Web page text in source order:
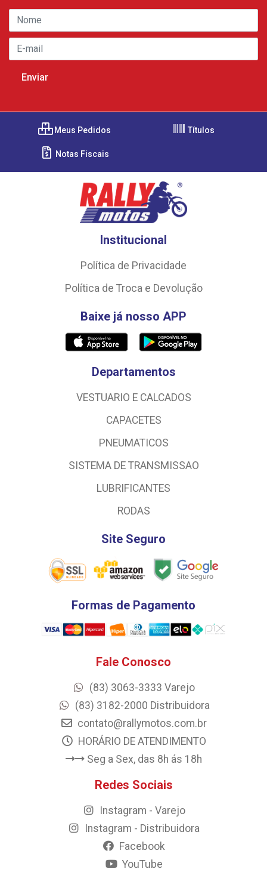
Meus Pedidos Títulos
Notas Fiscais
Institucional
Política de Privacidade
Política de Troca e Devolução
Baixe já nosso APP
Departamentos
VESTUARIO E CALCADOS
CAPACETES
PNEUMATICOS
SISTEMA DE TRANSMISSAO
LUBRIFICANTES
RODAS
Site Seguro
Formas de Pagamento
Fale Conosco
(83) 3063-3333 Varejo
(83) 3182-2000 Distribuidora
contato@rallymotos.com.br
HORÁRIO DE ATENDIMENTO
Seg a Sex, das 8h ás 18h
Redes Sociais
Instagram - Varejo
Instagram - Distribuidora
Facebook
YouTube